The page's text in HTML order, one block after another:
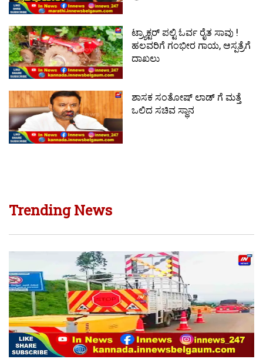
ಟ್ರ್ಯಾಕ್ಟರ್ ಪಲ್ಟಿ ಓರ್ವ ರೈತ ಸಾವು !
ಹಲವರಿಗೆ ಗಂಭೀರ ಗಾಯ, ಆಸ್ಪತ್ರೆಗೆ
ದಾಖಲು
ಶಾಸಕ ಸಂತೋಷ್ ಲಾಡ್ ಗೆ ಮತ್ತೆ
ಒಲಿದ ಸಚಿವ ಸ್ಥಾನ
Trending News